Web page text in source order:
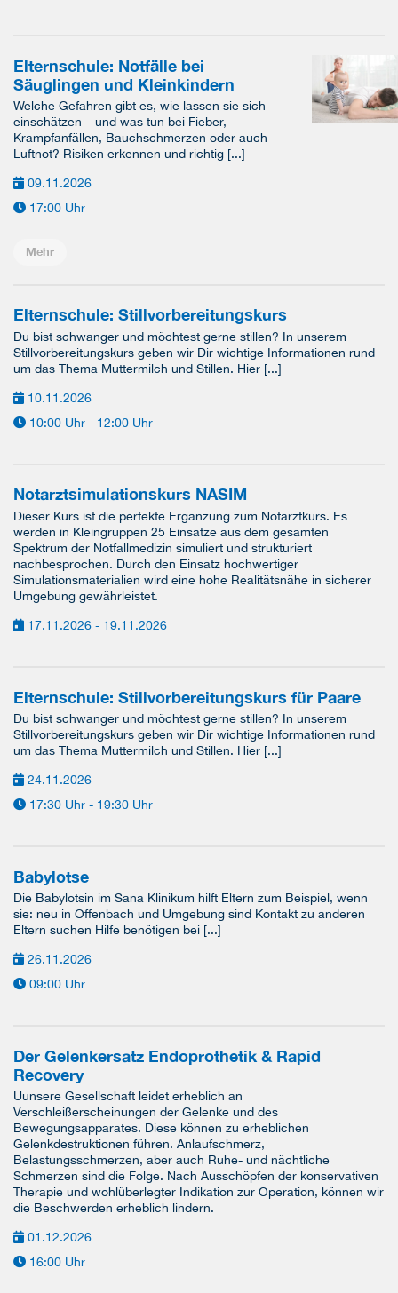
Elternschule: Notfälle bei
Säuglingen und Kleinkindern
Welche Gefahren gibt es, wie lassen sie sich
einschätzen – und was tun bei Fieber,
Krampfanfällen, Bauchschmerzen oder auch
Luftnot? Risiken erkennen und richtig [...]
09.11.2026
17:00 Uhr
Mehr
Elternschule: Stillvorbereitungskurs
Du bist schwanger und möchtest gerne stillen? In unserem
Stillvorbereitungskurs geben wir Dir wichtige Informationen rund
um das Thema Muttermilch und Stillen. Hier [...]
10.11.2026
10:00 Uhr - 12:00 Uhr
Notarztsimulationskurs NASIM
Dieser Kurs ist die perfekte Ergänzung zum Notarztkurs. Es
werden in Kleingruppen 25 Einsätze aus dem gesamten
Spektrum der Notfallmedizin simuliert und strukturiert
nachbesprochen. Durch den Einsatz hochwertiger
Simulationsmaterialien wird eine hohe Realitätsnähe in sicherer
Umgebung gewährleistet.
17.11.2026 - 19.11.2026
Elternschule: Stillvorbereitungskurs für Paare
Du bist schwanger und möchtest gerne stillen? In unserem
Stillvorbereitungskurs geben wir Dir wichtige Informationen rund
um das Thema Muttermilch und Stillen. Hier [...]
24.11.2026
17:30 Uhr - 19:30 Uhr
Babylotse
Die Babylotsin im Sana Klinikum hilft Eltern zum Beispiel, wenn
sie: neu in Offenbach und Umgebung sind Kontakt zu anderen
Eltern suchen Hilfe benötigen bei [...]
26.11.2026
09:00 Uhr
Der Gelenkersatz Endoprothetik & Rapid
Recovery
Uunsere Gesellschaft leidet erheblich an
Verschleißerscheinungen der Gelenke und des
Bewegungsapparates. Diese können zu erheblichen
Gelenkdestruktionen führen. Anlaufschmerz,
Belastungsschmerzen, aber auch Ruhe- und nächtliche
Schmerzen sind die Folge. Nach Ausschöpfen der konservativen
Therapie und wohlüberlegter Indikation zur Operation, können wir
die Beschwerden erheblich lindern.
01.12.2026
16:00 Uhr